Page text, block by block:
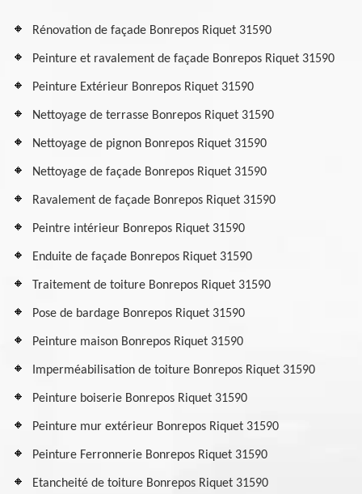
Rénovation de façade Bonrepos Riquet 31590
Peinture et ravalement de façade Bonrepos Riquet 31590
Peinture Extérieur Bonrepos Riquet 31590
Nettoyage de terrasse Bonrepos Riquet 31590
Nettoyage de pignon Bonrepos Riquet 31590
Nettoyage de façade Bonrepos Riquet 31590
Ravalement de façade Bonrepos Riquet 31590
Peintre intérieur Bonrepos Riquet 31590
Enduite de façade Bonrepos Riquet 31590
Traitement de toiture Bonrepos Riquet 31590
Pose de bardage Bonrepos Riquet 31590
Peinture maison Bonrepos Riquet 31590
Imperméabilisation de toiture Bonrepos Riquet 31590
Peinture boiserie Bonrepos Riquet 31590
Peinture mur extérieur Bonrepos Riquet 31590
Peinture Ferronnerie Bonrepos Riquet 31590
Etancheité de toiture Bonrepos Riquet 31590